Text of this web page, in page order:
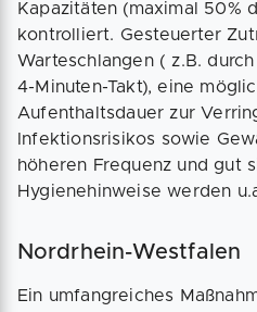
Kapazitäten (maximal 50%
kontrolliert. Gesteuerter
Warteschlangen ( z.B.
4-Minuten-Takt), eine
Aufenthaltsdauer zur
Infektionsrisikos sowie
höheren Frequenz und gut
Hygienehinweise werden
Nordrhein-Westfalen
Ein umfangreiches